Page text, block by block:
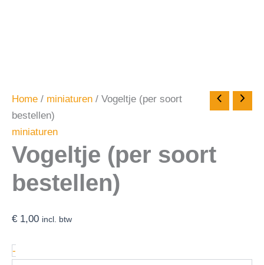
Home / miniaturen / Vogeltje (per soort
bestellen)
miniaturen
Vogeltje (per soort
bestellen)
€ 1,00 incl. btw
-